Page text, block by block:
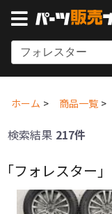
ホーム 商品一覧
検索結果 217件
「フォレスター